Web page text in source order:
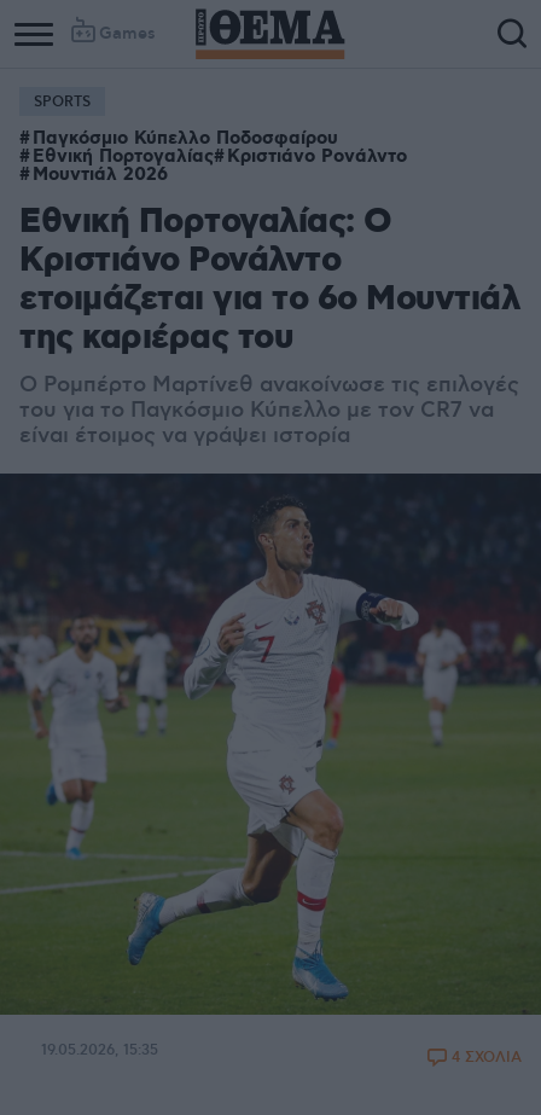
Games
SPORTS
Παγκόσμιο Κύπελλο Ποδοσφαίρου
Εθνική Πορτογαλίας Κριστιάνο Ρονάλντο
Μουντιάλ 2026
Εθνική Πορτογαλίας: Ο
Κριστιάνο Ρονάλντο
ετοιμάζεται για το 6ο Μουντιάλ
της καριέρας του
Ο Ρομπέρτο Μαρτίνεθ ανακοίνωσε τις επιλογές
του για το Παγκόσμιο Κύπελλο με τον CR7 να
είναι έτοιμος να γράψει ιστορία
19.05.2026, 15:35 4 ΣΧΟΛΙΑ